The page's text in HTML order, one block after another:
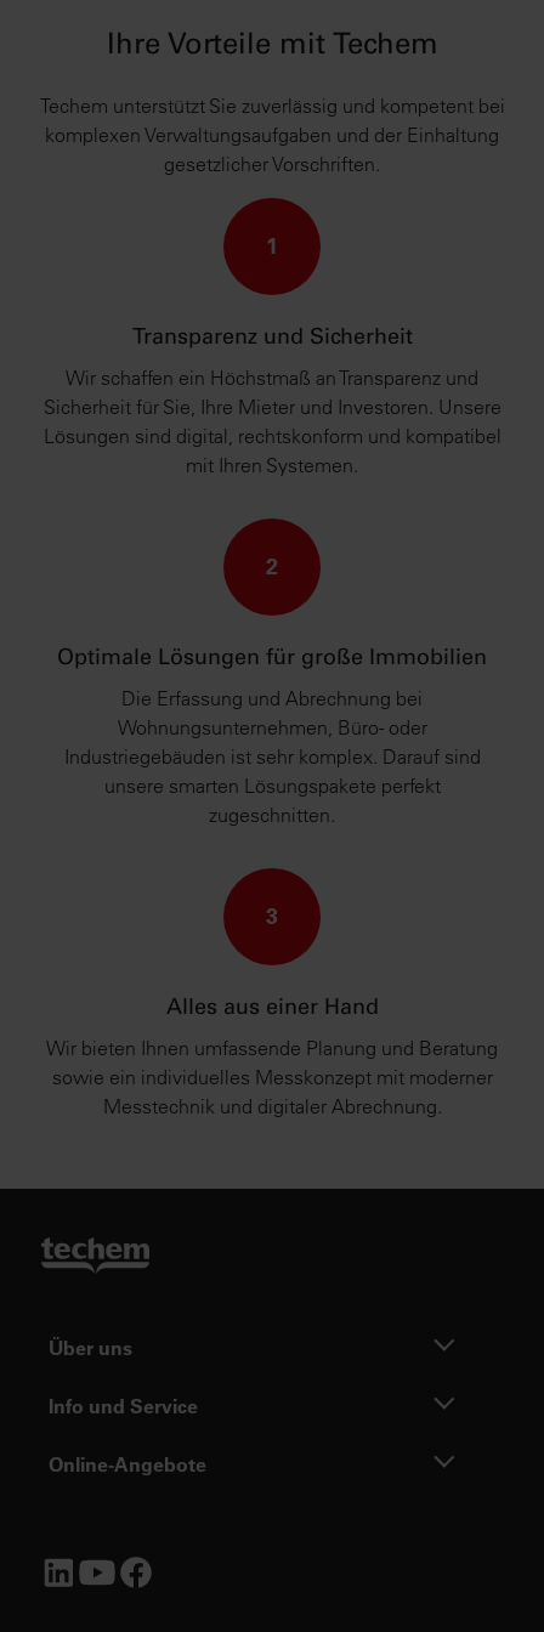
Ihre Vorteile mit Techem
Techem unterstützt Sie zuverlässig und kompetent bei
komplexen Verwaltungsaufgaben und der Einhaltung
gesetzlicher Vorschriften.
1
Transparenz und Sicherheit
Wir schaffen ein Höchstmaß an Transparenz und
Sicherheit für Sie, Ihre Mieter und Investoren. Unsere
Lösungen sind digital, rechtskonform und kompatibel
mit Ihren Systemen.
2
Optimale Lösungen für große Immobilien
Die Erfassung und Abrechnung bei
Wohnungsunternehmen, Büro- oder
Industriegebäuden ist sehr komplex. Darauf sind
unsere smarten Lösungspakete perfekt
zugeschnitten.
3
Alles aus einer Hand
Wir bieten Ihnen umfassende Planung und Beratung
sowie ein individuelles Messkonzept mit moderner
Messtechnik und digitaler Abrechnung.
Über uns
Info und Service
Online-Angebote